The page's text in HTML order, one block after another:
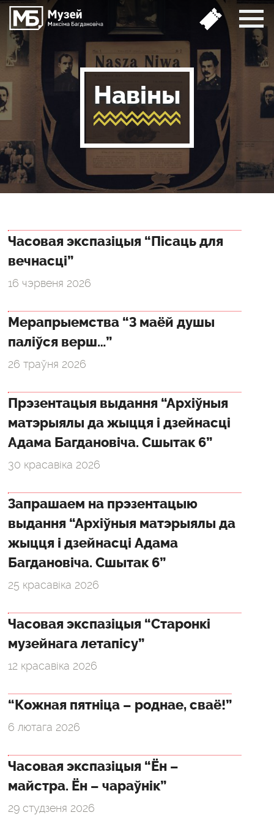
Навіны
Часовая экспазіцыя “Пісаць для
вечнасці”
16 чэрвеня 2026
Мерапрыемства “З маёй душы
паліўся верш…”
26 траўня 2026
Прэзентацыя выдання “Архіўныя
матэрыялы да жыцця і дзейнасці
Адама Багдановіча. Сшытак 6”
30 красавіка 2026
Запрашаем на прэзентацыю
выдання “Архіўныя матэрыялы да
жыцця і дзейнасці Адама
Багдановіча. Сшытак 6”
25 красавіка 2026
Часовая экспазіцыя “Старонкі
музейнага летапісу”
12 красавіка 2026
“Кожная пятніца – роднае, сваё!”
6 лютага 2026
Часовая экспазіцыя “Ён –
майстра. Ён – чараўнік”
29 студзеня 2026